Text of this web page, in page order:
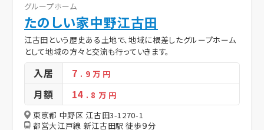
グループホーム
たのしい家中野江古田
江古田という歴史ある土地で、地域に根差したグループホーム
として地域の方々と交流も行っていきます。
入居 7 . 9 万 円
月額 14 . 8 万 円
東京都 中野区 江古田3-1270-1
都営大江戸線 新江古田駅 徒歩９分